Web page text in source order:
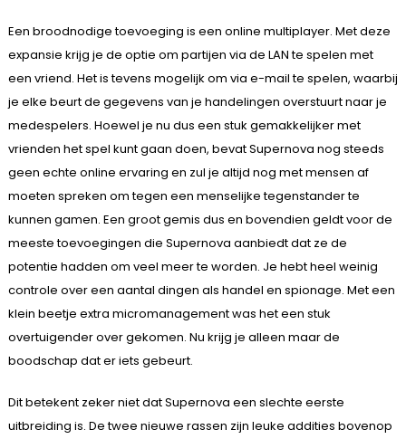
Een broodnodige toevoeging is een online multiplayer. Met deze
expansie krijg je de optie om partijen via de LAN te spelen met
een vriend. Het is tevens mogelijk om via e-mail te spelen, waarbij
je elke beurt de gegevens van je handelingen overstuurt naar je
medespelers. Hoewel je nu dus een stuk gemakkelijker met
vrienden het spel kunt gaan doen, bevat Supernova nog steeds
geen echte online ervaring en zul je altijd nog met mensen af
moeten spreken om tegen een menselijke tegenstander te
kunnen gamen. Een groot gemis dus en bovendien geldt voor de
meeste toevoegingen die Supernova aanbiedt dat ze de
potentie hadden om veel meer te worden. Je hebt heel weinig
controle over een aantal dingen als handel en spionage. Met een
klein beetje extra micromanagement was het een stuk
overtuigender over gekomen. Nu krijg je alleen maar de
boodschap dat er iets gebeurt.
Dit betekent zeker niet dat Supernova een slechte eerste
uitbreiding is. De twee nieuwe rassen zijn leuke addities bovenop